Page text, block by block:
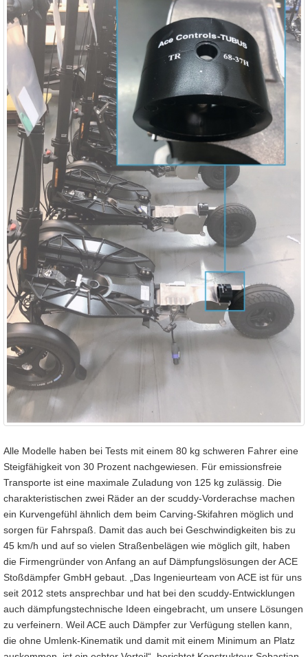
Alle Modelle haben bei Tests mit einem 80 kg schweren Fahrer eine
Steigfähigkeit von 30 Prozent nachgewiesen. Für emissionsfreie
Transporte ist eine maximale Zuladung von 125 kg zulässig. Die
charakteristischen zwei Räder an der scuddy-Vorderachse machen
ein Kurvengefühl ähnlich dem beim Carving-Skifahren möglich und
sorgen für Fahrspaß. Damit das auch bei Geschwindigkeiten bis zu
45 km/h und auf so vielen Straßenbelägen wie möglich gilt, haben
die Firmengründer von Anfang an auf Dämpfungslösungen der ACE
Stoßdämpfer GmbH gebaut. „Das Ingenieurteam von ACE ist für uns
seit 2012 stets ansprechbar und hat bei den scuddy-Entwicklungen
auch dämpfungstechnische Ideen eingebracht, um unsere Lösungen
zu verfeinern. Weil ACE auch Dämpfer zur Verfügung stellen kann,
die ohne Umlenk-Kinematik und damit mit einem Minimum an Platz